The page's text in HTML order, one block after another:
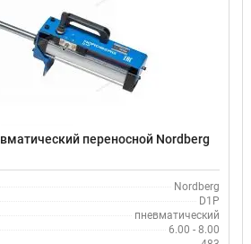
переносной Nordberg
Nordberg
D1P
пневматический
6.00 - 8.00